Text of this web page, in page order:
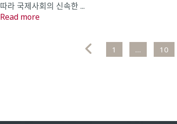
따라 국제사회의 신속한 ...
Read more
1 … 10